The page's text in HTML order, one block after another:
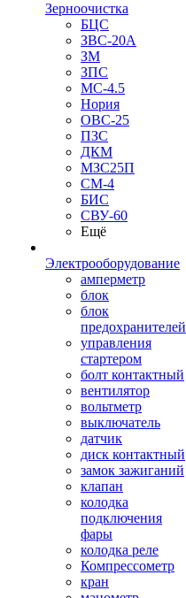
Зерноочистка
БЦС
ЗВС-20А
ЗМ
ЗПС
МС-4.5
Нория
ОВС-25
ПЗС
ДКМ
МЗС25П
СМ-4
БИС
СВУ-60
Ещё
Электрооборудование
амперметр
блок
блок
предохранителей
управления
стартером
болт контактный
вентилятор
вольтметр
выключатель
датчик
диск контактный
замок зажиганий
клапан
колодка
подключения
фары
колодка реле
Компрессометр
кран